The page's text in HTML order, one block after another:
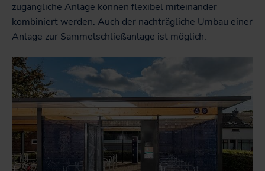
zugängliche Anlage können flexibel miteinander
kombiniert werden. Auch der nachträgliche Umbau einer
Anlage zur Sammelschließanlage ist möglich.